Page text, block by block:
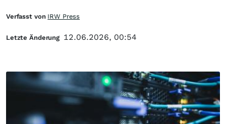
Verfasst von IRW Press
Letzte Änderung 12.06.2026, 00:54